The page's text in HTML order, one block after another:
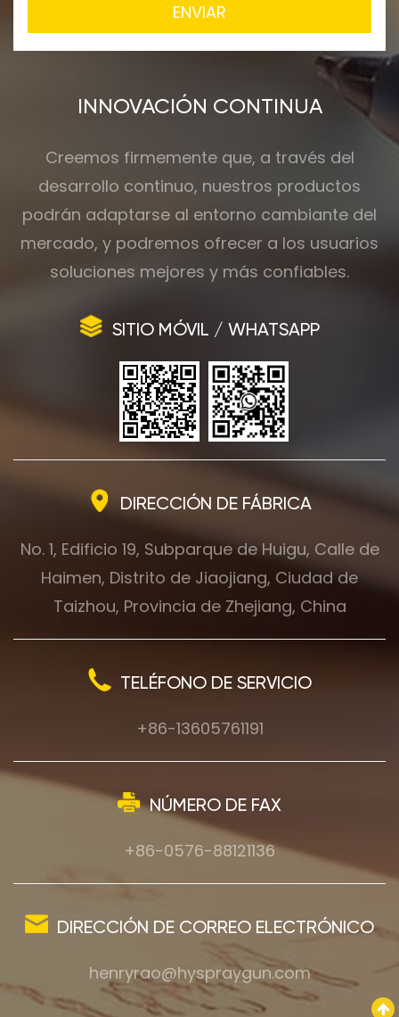
INNOVACIÓN CONTINUA
Creemos firmemente que, a través del
desarrollo continuo, nuestros productos
podrán adaptarse al entorno cambiante del
mercado, y podremos ofrecer a los usuarios
soluciones mejores y más confiables.
SITIO MÓVIL / WHATSAPP
DIRECCIÓN DE FÁBRICA
No. 1, Edificio 19, Subparque de Huigu, Calle de
Haimen, Distrito de Jiaojiang, Ciudad de
Taizhou, Provincia de Zhejiang, China
TELÉFONO DE SERVICIO
+86-13605761191
NÚMERO DE FAX
+86-0576-88121136
DIRECCIÓN DE CORREO ELECTRÓNICO
henryrao@hyspraygun.com
ENVIAR